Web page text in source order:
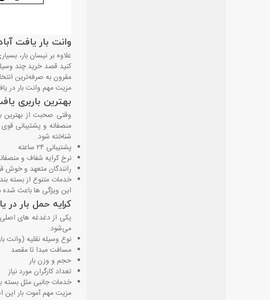
وانت بار یافت
علاوه بر نیسان بار،
کنید قصد خرید چند
مقرون ‌به‌ صرفه‌ترین
مزیت مهم وانت بار در
بهترین باربری
وقتی صحبت از بهترین
منصفانه و پشتیبانی
شناخته شود.
پشتیبانی ۲۴ ساعته
نرخ کرایه شفاف و
رانندگان متعهد و خوش
خدمات متنوع از بسته‌
این ویژگی‌ ها باعث شده
کرایه حمل بار در
یکی از دغدغه ‌های اصلی
می‌شود:
نوع وسیله نقلیه (وانت
مسافت مبدا تا مقصد
حجم و وزن بار
تعداد کارگران مورد نیاز
خدمات جانبی مثل بسته‌
مزیت مهم آموت بار